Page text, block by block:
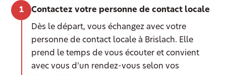
Contactez votre personne de contact locale
Dès le départ, vous échangez avec votre
personne de contact locale à Brislach. Elle
prend le temps de vous écouter et convient
avec vous d’un rendez-vous selon vos